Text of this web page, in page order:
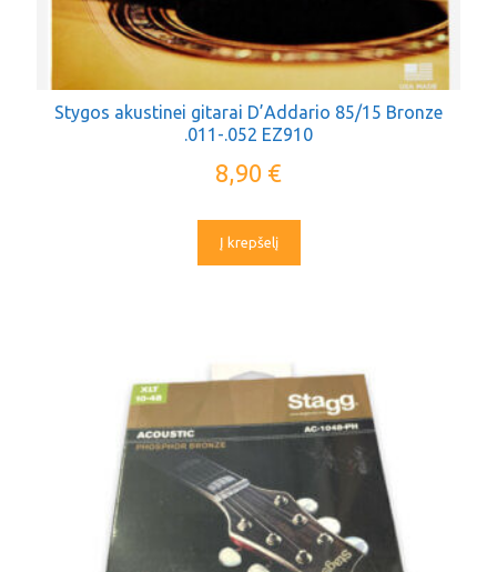
Stygos akustinei gitarai D’Addario 85/15 Bronze
.011-.052 EZ910
8,90 €
Į krepšelį